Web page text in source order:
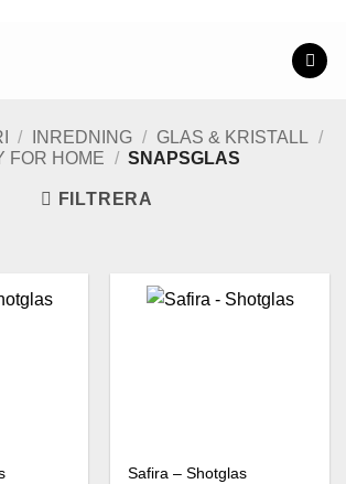
/ INREDNING / GLAS & KRISTALL /
FOR HOME / SNAPSGLAS
FILTRERA
Safira – Shotglas